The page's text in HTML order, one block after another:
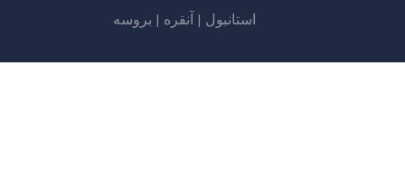
استانبول | آنقره | بروسه